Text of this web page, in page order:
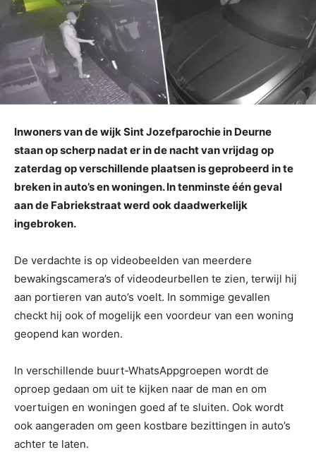
Inwoners van de wijk Sint Jozefparochie in Deurne
staan op scherp nadat er in de nacht van vrijdag op
zaterdag op verschillende plaatsen is geprobeerd in te
breken in auto’s en woningen. In tenminste één geval
aan de Fabriekstraat werd ook daadwerkelijk
ingebroken.
De verdachte is op videobeelden van meerdere
bewakingscamera’s of videodeurbellen te zien, terwijl hij
aan portieren van auto’s voelt. In sommige gevallen
checkt hij ook of mogelijk een voordeur van een woning
geopend kan worden.
In verschillende buurt-WhatsAppgroepen wordt de
oproep gedaan om uit te kijken naar de man en om
voertuigen en woningen goed af te sluiten. Ook wordt
ook aangeraden om geen kostbare bezittingen in auto’s
achter te laten.